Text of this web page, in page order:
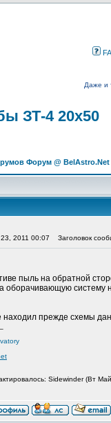
Даже и
ЗТ-4 20х50
Форум @ BelAstro.Net
2011 00:07
Заголовок
пыль на обратной
оборачивающую систему
находил прежде схемы
Sidewinder (Вт